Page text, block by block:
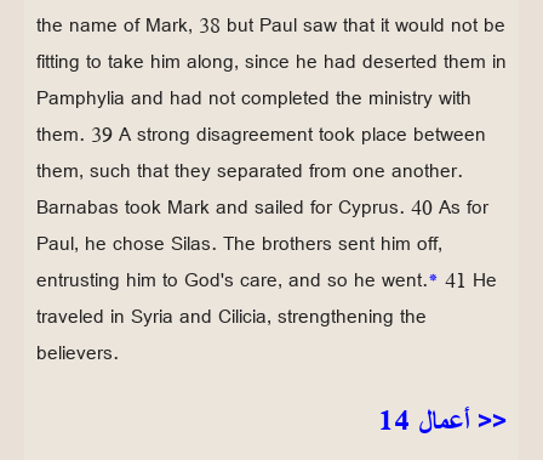
the name of Mark, 38 but Paul saw that it would not be
fitting to take him along, since he had deserted them in
Pamphylia and had not completed the ministry with
them. 39 A strong disagreement took place between
them, such that they separated from one another.
Barnabas took Mark and sailed for Cyprus. 40 As for
Paul, he chose Silas. The brothers sent him off,
entrusting him to God's care, and so he went.* 41 He
traveled in Syria and Cilicia, strengthening the
believers.
<< أعمال 14